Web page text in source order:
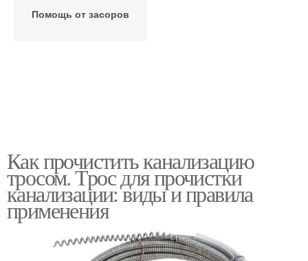
Помощь от засоров
Как прочистить канализацию
тросом. Трос для прочистки
канализации: виды и правила
применения